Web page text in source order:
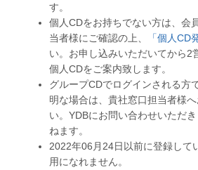
す。
個人CDをお持ちでない方は、会
当者様にご確認の上、
「個人CD
い。お申し込みいただいてから2
個人CDをご案内致します。
グループCDでログインされる方
明な場合は、貴社窓口担当者様
い。YDBにお問い合わせいただ
ねます。
2022年06月24日以前に登録して
用になれません。